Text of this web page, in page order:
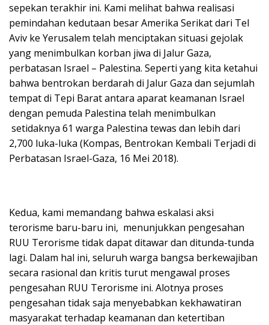
sepekan terakhir ini. Kami melihat bahwa realisasi
pemindahan kedutaan besar Amerika Serikat dari Tel
Aviv ke Yerusalem telah menciptakan situasi gejolak
yang menimbulkan korban jiwa di Jalur Gaza,
perbatasan Israel – Palestina. Seperti yang kita ketahui
bahwa bentrokan berdarah di Jalur Gaza dan sejumlah
tempat di Tepi Barat antara aparat keamanan Israel
dengan pemuda Palestina telah menimbulkan
setidaknya 61 warga Palestina tewas dan lebih dari
2,700 luka-luka (Kompas, Bentrokan Kembali Terjadi di
Perbatasan Israel-Gaza, 16 Mei 2018).
Kedua, kami memandang bahwa eskalasi aksi
terorisme baru-baru ini, menunjukkan pengesahan
RUU Terorisme tidak dapat ditawar dan ditunda-tunda
lagi. Dalam hal ini, seluruh warga bangsa berkewajiban
secara rasional dan kritis turut mengawal proses
pengesahan RUU Terorisme ini. Alotnya proses
pengesahan tidak saja menyebabkan kekhawatiran
masyarakat terhadap keamanan dan ketertiban